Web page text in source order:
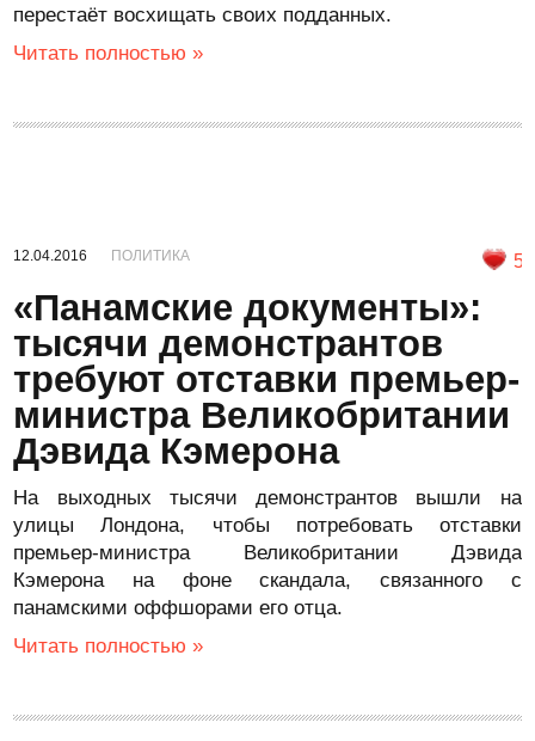
перестаёт восхищать своих подданных.
Читать полностью »
12.04.2016 ПОЛИТИКА 5
«Панамские документы»:
тысячи демонстрантов
требуют отставки премьер-
министра Великобритании
Дэвида Кэмерона
На выходных тысячи демонстрантов вышли на
улицы Лондона, чтобы потребовать отставки
премьер-министра Великобритании Дэвида
Кэмерона на фоне скандала, связанного с
панамскими оффшорами его отца.
Читать полностью »